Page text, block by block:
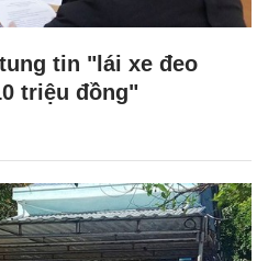
tin "lái xe đeo
triệu đồng"